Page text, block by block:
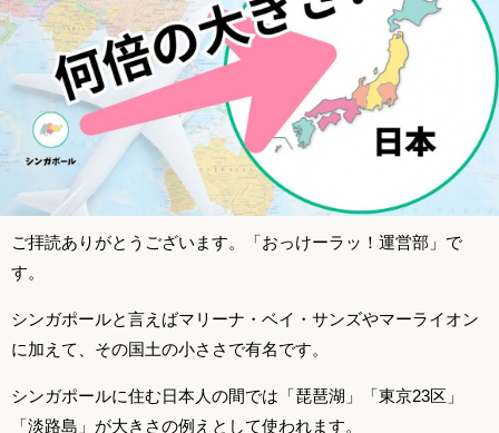
ご拝読ありがとうございます。「おっけーラッ！運営部」で
す。
シンガポールと言えばマリーナ・ベイ・サンズやマーライオン
に加えて、その国土の小ささで有名です。
シンガポールに住む日本人の間では「琵琶湖」「東京23区」
「淡路島」が大きさの例えとして使われます。